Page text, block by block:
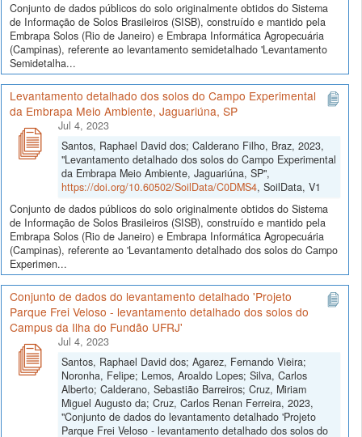
Conjunto de dados públicos do solo originalmente obtidos do Sistema
de Informação de Solos Brasileiros (SISB), construído e mantido pela
Embrapa Solos (Rio de Janeiro) e Embrapa Informática Agropecuária
(Campinas), referente ao levantamento semidetalhado 'Levantamento
Semidetalha...
Levantamento detalhado dos solos do Campo Experimental
da Embrapa Meio Ambiente, Jaguariúna, SP
Jul 4, 2023
Santos, Raphael David dos; Calderano Filho, Braz, 2023,
"Levantamento detalhado dos solos do Campo Experimental
da Embrapa Meio Ambiente, Jaguariúna, SP",
https://doi.org/10.60502/SoilData/C0DMS4, SoilData, V1
Conjunto de dados públicos do solo originalmente obtidos do Sistema
de Informação de Solos Brasileiros (SISB), construído e mantido pela
Embrapa Solos (Rio de Janeiro) e Embrapa Informática Agropecuária
(Campinas), referente ao 'Levantamento detalhado dos solos do Campo
Experimen...
Conjunto de dados do levantamento detalhado 'Projeto
Parque Frei Veloso - levantamento detalhado dos solos do
Campus da Ilha do Fundão UFRJ'
Jul 4, 2023
Santos, Raphael David dos; Agarez, Fernando Vieira;
Noronha, Felipe; Lemos, Aroaldo Lopes; Silva, Carlos
Alberto; Calderano, Sebastião Barreiros; Cruz, Miriam
Miguel Augusto da; Cruz, Carlos Renan Ferreira, 2023,
"Conjunto de dados do levantamento detalhado 'Projeto
Parque Frei Veloso - levantamento detalhado dos solos do